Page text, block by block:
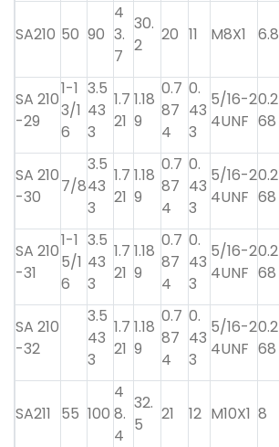
SA210 50 90
4
3.
7
30.
2
20 11 M8X1 6.8
SA 210
-29
1-1
3/1
6
3.5
43
3
1.7
21
1.18
9
0.7
87
4
0.
43
3
5/16-2
4UNF
0.2
68
SA 210
-30
7/8
3.5
43
3
1.7
21
1.18
9
0.7
87
4
0.
43
3
5/16-2
4UNF
0.2
68
SA 210
-31
1-1
5/1
6
3.5
43
3
1.7
21
1.18
9
0.7
87
4
0.
43
3
5/16-2
4UNF
0.2
68
SA 210
-32
3.5
43
3
1.7
21
1.18
9
0.7
87
4
0.
43
3
5/16-2
4UNF
0.2
68
SA211 55 100
4
8.
4
32.
5
21 12 M10X1 8